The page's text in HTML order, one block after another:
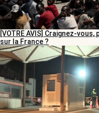
[VOTRE AVIS] Craignez-
sur la France ?